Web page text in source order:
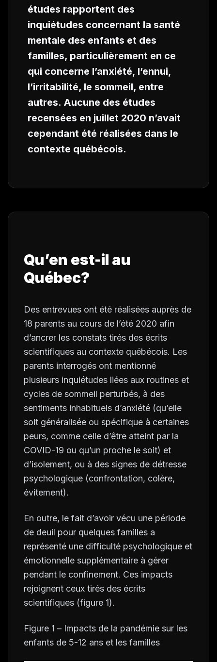
études rapportent des
inquiétudes concernant la santé
mentale des enfants et des
familles, particulièrement en ce
qui concerne l’anxiété, l’ennui,
l’irritabilité, le sommeil, entre
autres. Aucune des études
recensées en juillet 2020 n’avait
cependant été réalisées dans le
contexte québécois.
Qu’en est-il au
Québec?
Des entrevues ont été réalisées auprès de
18 parents au cours de l’été 2020 afin
d’ancrer les constats tirés des écrits
scientifiques au contexte québécois. Les
parents interrogés ont mentionné
plusieurs inquiétudes liées aux routines et
cycles de sommeil perturbés, à des
sentiments inhabituels d’anxiété (qu’elle
soit généralisée ou spécifique à certaines
peurs, comme celle d’être atteint par la
COVID-19 ou qu’un proche le soit) et
d’isolement, ou à des signes de détresse
psychologique (confrontation, colère,
évitement).
En outre, le fait d’avoir vécu une période
de deuil pour quelques familles a
représenté une difficulté psychologique et
émotionnelle supplémentaire à gérer
pendant le confinement. Ces impacts
rejoignent ceux tirés des écrits
scientifiques (figure 1).
Figure 1 – Impacts de la pandémie sur les
enfants de 5-12 ans et les familles